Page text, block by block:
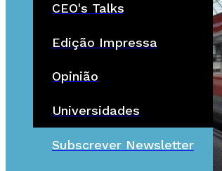
CEO's Talks
Edição Impressa
Opinião
Universidades
Subscrever Newsletter